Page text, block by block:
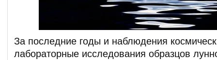
За последние годы и наблюдения
лабораторные исследования образцов